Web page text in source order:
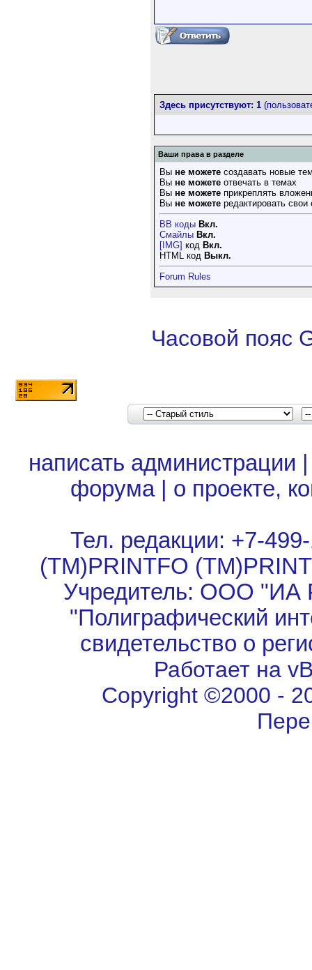
Здесь присутствуют: 1
Ваши права в разделе
Вы не можете создавать новые
Вы не можете отвечать в темах
Вы не можете прикреплять
Вы не можете редактировать
BB коды Вкл.
Смайлы Вкл.
[IMG] код Вкл.
HTML код Выкл.
Forum Rules
Часовой пояс
написать администрации
форума| о проекте,
Тел. редакции: +7-
(TM)PRINTFO
Учредитель: ООО "ИА
"Полиграфический
свидетельство о
Работает на
Copyright ©2000 -